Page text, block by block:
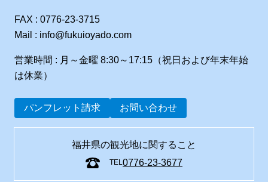
FAX : 0776-23-3715
Mail : info@fukuioyado.com
営業時間 : 月～金曜 8:30～17:15（祝日および年末年始
は休業）
パンフレット請求 お問い合わせ
福井県の観光地に関すること
TEL0776-23-3677